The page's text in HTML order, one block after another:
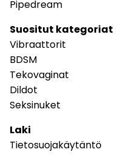
Pipedream
Suositut kategoriat
Vibraattorit
BDSM
Tekovaginat
Dildot
Seksinuket
Laki
Tietosuojakäytäntö